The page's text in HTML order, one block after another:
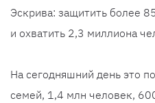
Эскрива: защитить более
и охватить 2,3 миллиона
На сегодняшний день это
семей, 1,4 млн человек,